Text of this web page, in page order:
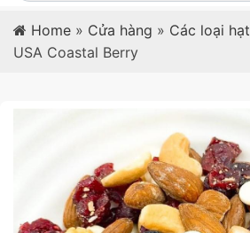
Home » Cửa hàng » Các loại hạt
USA Coastal Berry